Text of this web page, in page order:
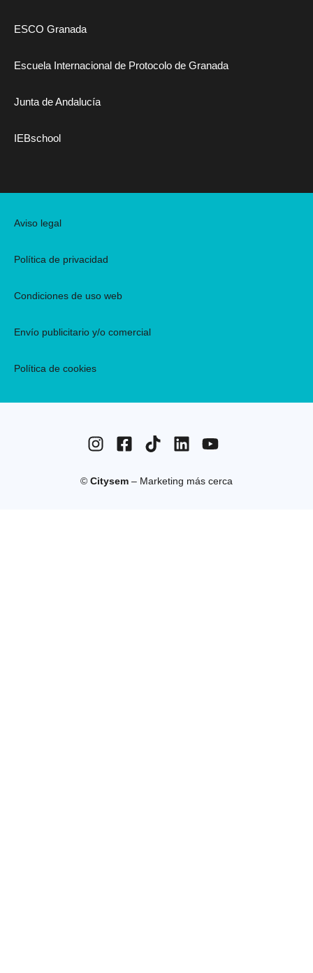
ESCO Granada
Escuela Internacional de Protocolo de Granada
Junta de Andalucía
IEBschool
Aviso legal
Política de privacidad
Condiciones de uso web
Envío publicitario y/o comercial
Política de cookies
© Citysem – Marketing más cerca